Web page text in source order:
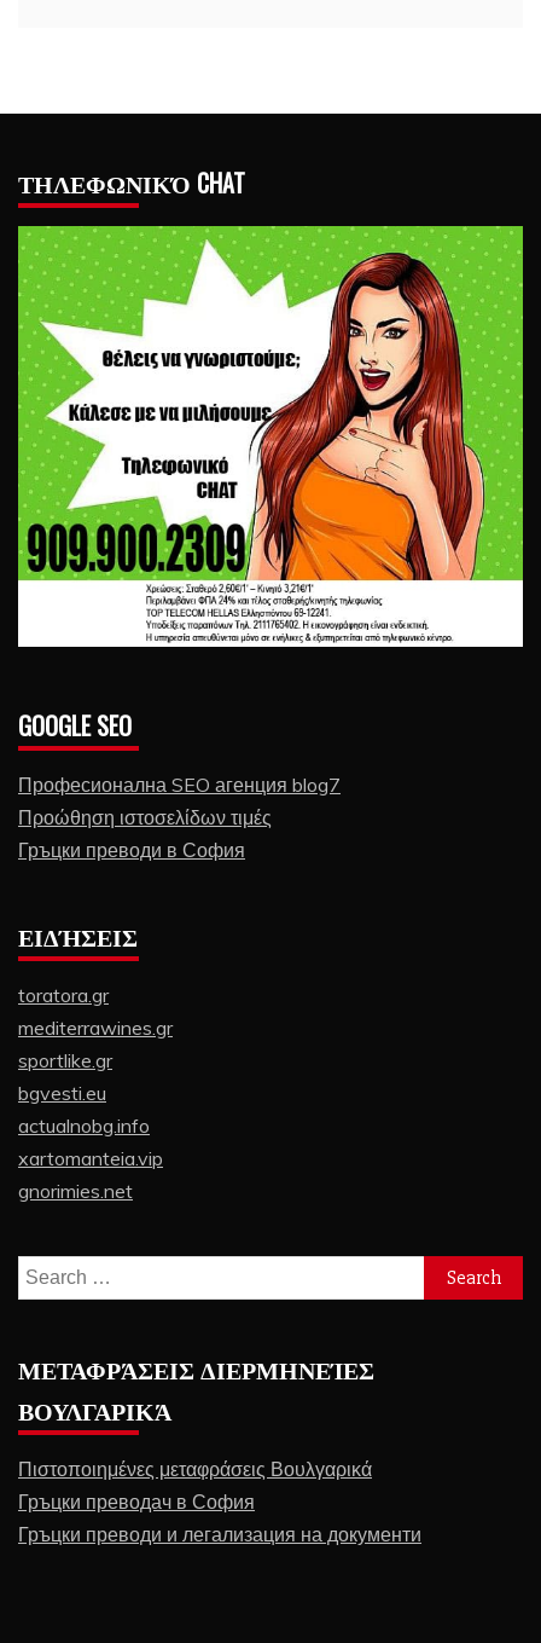
ΤΗΛΕΦΩΝΙΚΌ CHAT
GOOGLE SEO
Професионална SEO агенция blog7
Προώθηση ιστοσελίδων τιμές
Гръцки преводи в София
ΕΙΔΉΣΕΙΣ
toratora.gr
mediterrawines.gr
sportlike.gr
bgvesti.eu
actualnobg.info
xartomanteia.vip
gnorimies.net
Search
for:
ΜΕΤΑΦΡΆΣΕΙΣ ΔΙΕΡΜΗΝΕΊΕΣ
ΒΟΥΛΓΑΡΙΚΆ
Πιστοποιημένες μεταφράσεις Βουλγαρικά
Гръцки преводач в София
Гръцки преводи и легализация на документи